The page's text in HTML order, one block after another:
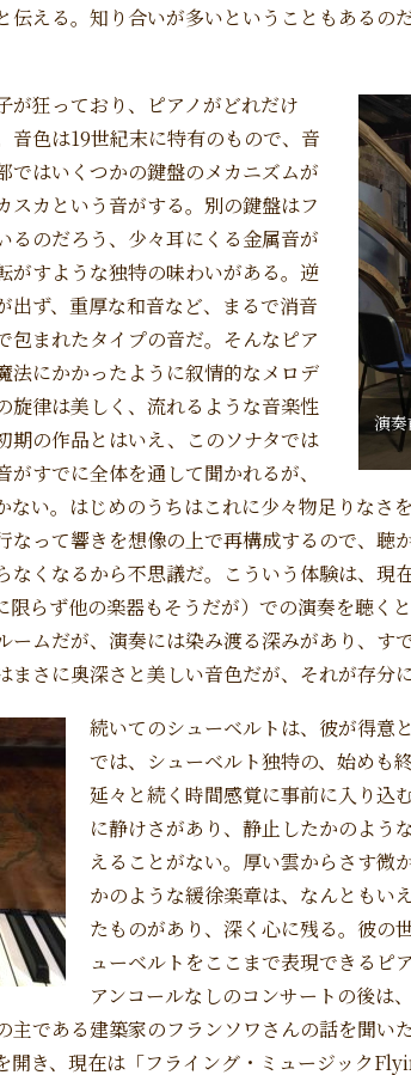
伝える。知り合いが多いということもあるの
演
が狂っており、ピアノがどれだけ
音色は19世紀末に特有のもので、音
ではいくつかの鍵盤のメカニズムが
スカという音がする。別の鍵盤はフ
るのだろう、少々耳にくる金属音が
がすような独特の味わいがある。逆
出ず、重厚な和音など、まるで消音
包まれたタイプの音だ。そんなピア
法にかかったように叙情的なメロデ
旋律は美しく、流れるような音楽性
期の作品とはいえ、このソナタでは
すでに全体を通して聞かれるが、
ない。はじめのうちはこれに少々物足りなさ
なって響きを想像の上で再構成するので、聴
なくなるから不思議だ。こういう体験は、現
らず他の楽器もそうだが）での演奏を聴く
ームだが、演奏には染み渡る深みがあり、す
さに奥深さと美しい音色だが、それが存分
続いてのシューベルトは、彼が得意
では、シューベルト独特の、始めも
延々と続く時間感覚に事前に入り込
に静けさがあり、静止したかのよう
えることがない。厚い雲からさす微
かのような緩徐楽章は、なんともい
たものがあり、深く心に残る。彼の
ューベルトをここまで表現できるピ
アンコールなしのコンサートの後は
主である建築家のフランソワさんの話を聞い
開き、現在は「フライング・ミュージック